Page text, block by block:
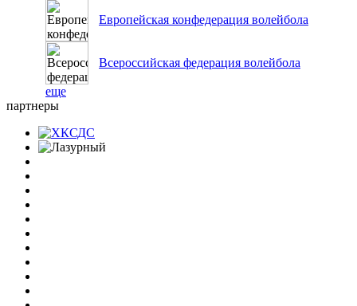
Европейская конфедерация волейбола
Всероссийская федерация волейбола
еще
партнеры